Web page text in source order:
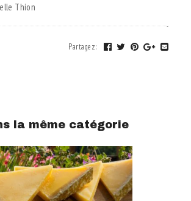
Thion
Partagez:
la même catégorie